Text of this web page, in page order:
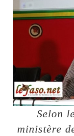
Selon
ministère